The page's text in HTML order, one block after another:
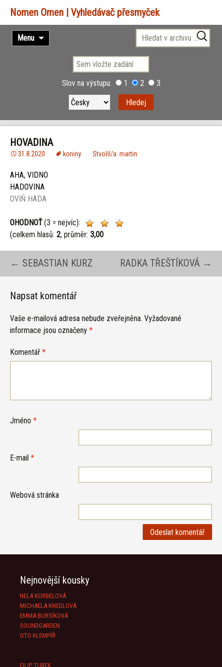
Vyhledávač přesmyček
Menu
Přejít
k
Vyhledávání
Slov na výstupu: 1 2 3
HOVADINA
31.8.2020 koniny Stvořil/a: martin
AHA, VIDNO
HADOVINA
OVIŇ HADA
OHODNOŤ(3 = nejvíc):
(celkem hlasů: 2, průměr: 3,00
Navigace
pro
příspěvky
← SEBASTIAN KURZ RADKA TŘEŠTÍKOVÁ →
Napsat komentář
Vaše e-mailová adresa nebude zveřejněna. Vyžadované
informace jsou označeny *
Komentář *
Jméno *
E-mail *
Webová stránka
Nejnovější kousky
NELA KORBELOVÁ
MICHAELA KNEDLOVÁ
EMMA BURSÍKOVÁ
SOUNDGARDEN
OTO KLEMPÍŘ
FILIP TUREK